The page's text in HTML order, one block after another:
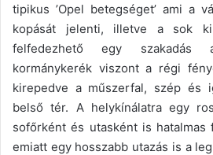
tipikus ’Opel betegséget’ ami a
kopását jelenti, illetve a sok
felfedezhető egy szakadás
kormánykerék viszont a régi
kirepedve a műszerfal, szép és
belső tér. A helykínálatra egy
sofőrként és utasként is hatalmas
emiatt egy hosszabb utazás is a